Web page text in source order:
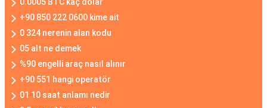
+90 850 222 0600 kime ait
0 324 nerenin alan kodu
05 alt ne demek
%90 engelli araç nasıl alınır
+90 551 hangi operatör
01 10 saat anlamı nedir